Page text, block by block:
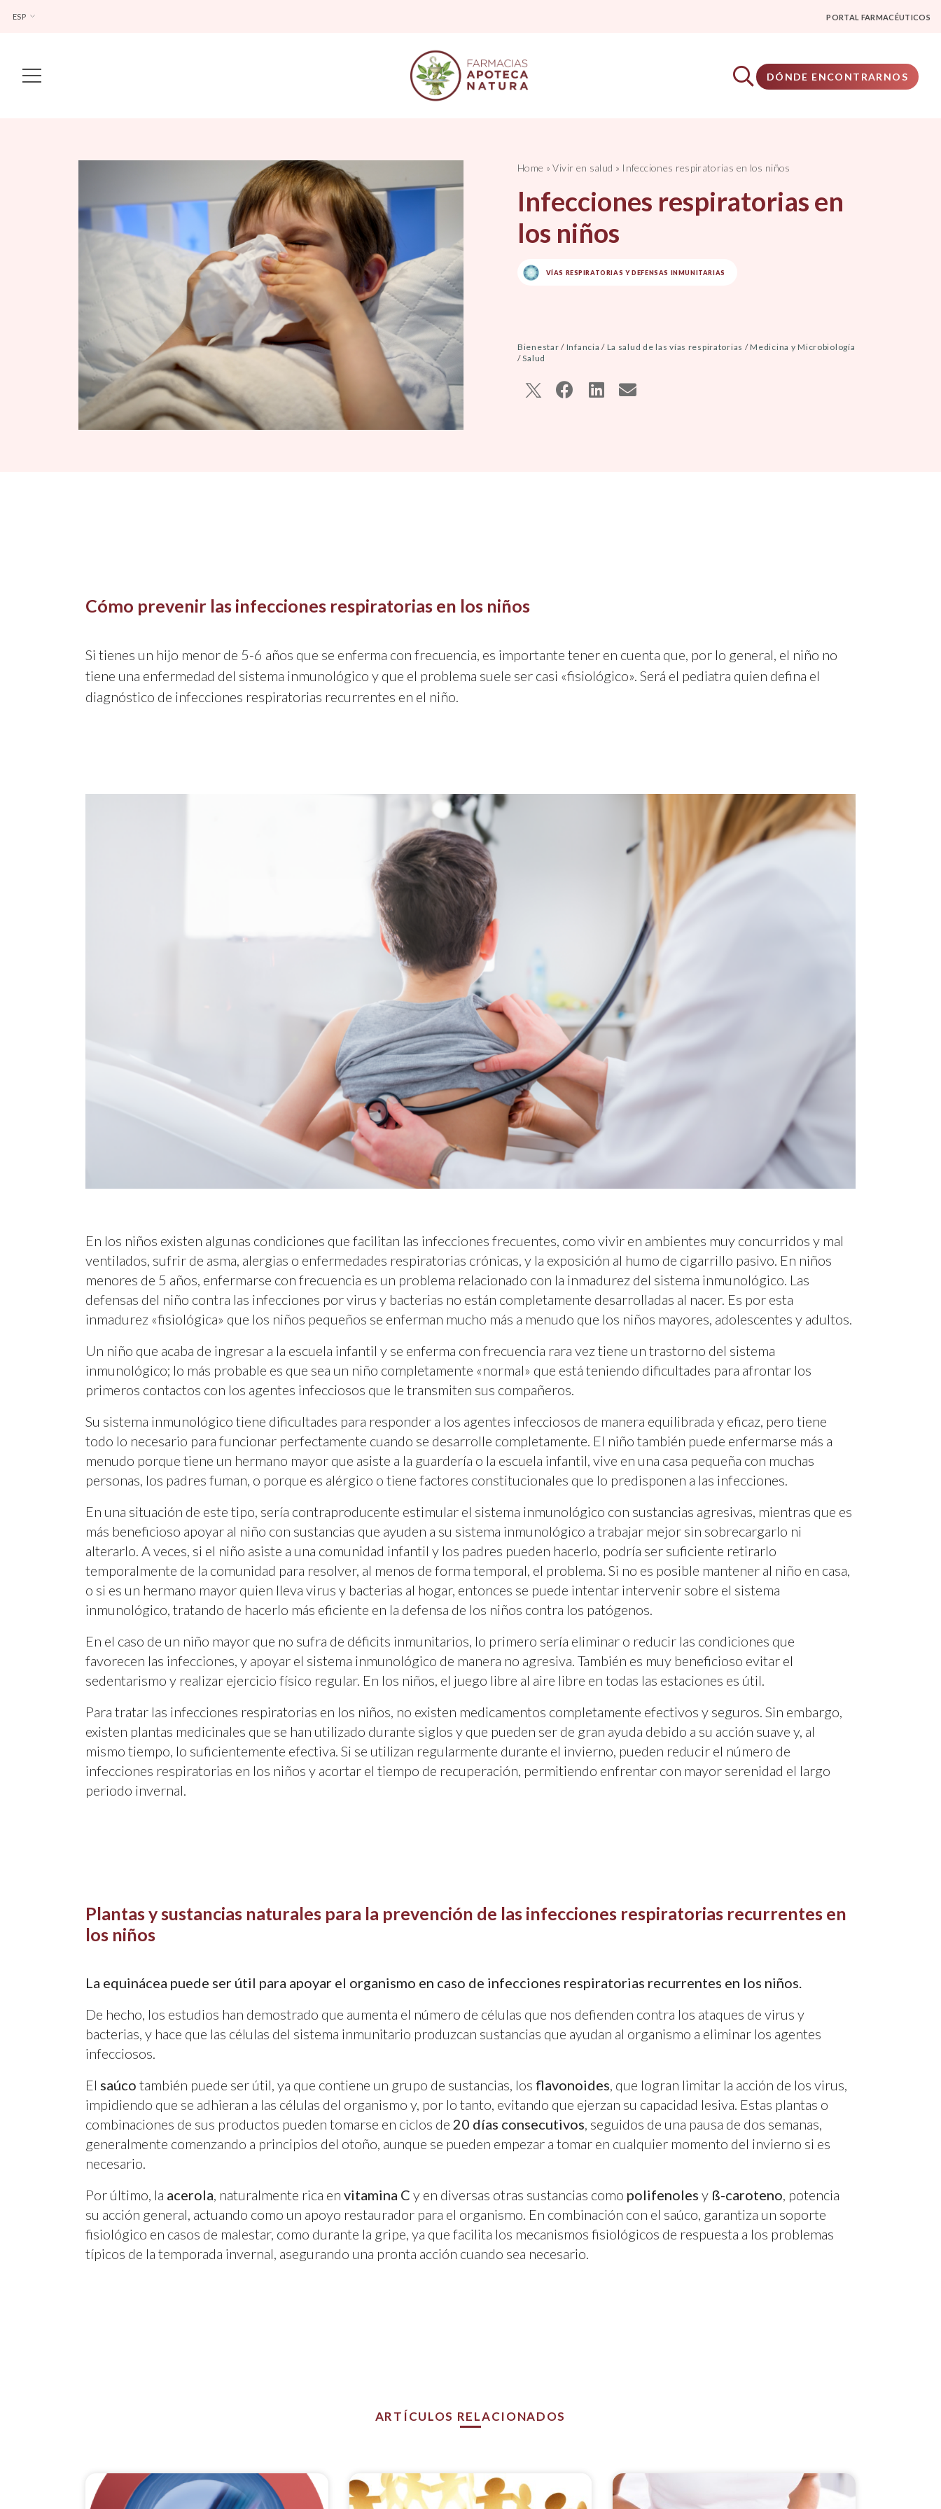
ESP PORTAL FARMACÉUTICOS
Main Navigation DÓNDE ENCONTRARNOS
Home »Vivir en salud » Infecciones respiratorias en los niños
Infecciones respiratorias en
los niños
VÍAS RESPIRATORIAS Y DEFENSAS INMUNITARIAS
Bienestar / Infancia / La salud de las vías respiratorias /Medicina y Microbiología
/Salud
Cómo prevenir las infecciones respiratorias en los niños
Si tienes un hijo menor de 5-6 años que se enferma con frecuencia, es importante tener en cuenta que, por lo general, el niño no
tiene una enfermedad del sistema inmunológico y que el problema suele ser casi «fisiológico». Será el pediatra quien defina el
diagnóstico de infecciones respiratorias recurrentes en el niño.
En los niños existen algunas condiciones que facilitan las infecciones frecuentes, como vivir en ambientes muy concurridos y mal
ventilados, sufrir de asma, alergias o enfermedades respiratorias crónicas, y la exposición al humo de cigarrillo pasivo. En niños
menores de 5 años, enfermarse con frecuencia es un problema relacionado con la inmadurez del sistema inmunológico. Las
defensas del niño contra las infecciones por virus y bacterias no están completamente desarrolladas al nacer. Es por esta
inmadurez «fisiológica» que los niños pequeños se enferman mucho más a menudo que los niños mayores, adolescentes y adultos.
Un niño que acaba de ingresar a la escuela infantil y se enferma con frecuencia rara vez tiene un trastorno del sistema
inmunológico; lo más probable es que sea un niño completamente «normal» que está teniendo dificultades para afrontar los
primeros contactos con los agentes infecciosos que le transmiten sus compañeros.
Su sistema inmunológico tiene dificultades para responder a los agentes infecciosos de manera equilibrada y eficaz, pero tiene
todo lo necesario para funcionar perfectamente cuando se desarrolle completamente. El niño también puede enfermarse más a
menudo porque tiene un hermano mayor que asiste a la guardería o la escuela infantil, vive en una casa pequeña con muchas
personas, los padres fuman, o porque es alérgico o tiene factores constitucionales que lo predisponen a las infecciones.
En una situación de este tipo, sería contraproducente estimular el sistema inmunológico con sustancias agresivas, mientras que es
más beneficioso apoyar al niño con sustancias que ayuden a su sistema inmunológico a trabajar mejor sin sobrecargarlo ni
alterarlo. A veces, si el niño asiste a una comunidad infantil y los padres pueden hacerlo, podría ser suficiente retirarlo
temporalmente de la comunidad para resolver, al menos de forma temporal, el problema. Si no es posible mantener al niño en casa,
o si es un hermano mayor quien lleva virus y bacterias al hogar, entonces se puede intentar intervenir sobre el sistema
inmunológico, tratando de hacerlo más eficiente en la defensa de los niños contra los patógenos.
En el caso de un niño mayor que no sufra de déficits inmunitarios, lo primero sería eliminar o reducir las condiciones que
favorecen las infecciones, y apoyar el sistema inmunológico de manera no agresiva. También es muy beneficioso evitar el
sedentarismo y realizar ejercicio físico regular. En los niños, el juego libre al aire libre en todas las estaciones es útil.
Para tratar las infecciones respiratorias en los niños, no existen medicamentos completamente efectivos y seguros. Sin embargo,
existen plantas medicinales que se han utilizado durante siglos y que pueden ser de gran ayuda debido a su acción suave y, al
mismo tiempo, lo suficientemente efectiva. Si se utilizan regularmente durante el invierno, pueden reducir el número de
infecciones respiratorias en los niños y acortar el tiempo de recuperación, permitiendo enfrentar con mayor serenidad el largo
periodo invernal.
Plantas y sustancias naturales para la prevención de las infecciones respiratorias recurrentes en
los niños
La equinácea puede ser útil para apoyar el organismo en caso de infecciones respiratorias recurrentes en los niños.
De hecho, los estudios han demostrado que aumenta el número de células que nos defienden contra los ataques de virus y
bacterias, y hace que las células del sistema inmunitario produzcan sustancias que ayudan al organismo a eliminar los agentes
infecciosos.
El saúco también puede ser útil, ya que contiene un grupo de sustancias, los flavonoides, que logran limitar la acción de los virus,
impidiendo que se adhieran a las células del organismo y, por lo tanto, evitando que ejerzan su capacidad lesiva. Estas plantas o
combinaciones de sus productos pueden tomarse en ciclos de 20 días consecutivos, seguidos de una pausa de dos semanas,
generalmente comenzando a principios del otoño, aunque se pueden empezar a tomar en cualquier momento del invierno si es
necesario.
Por último, la acerola, naturalmente rica en vitamina C y en diversas otras sustancias como polifenoles y ß-caroteno, potencia
su acción general, actuando como un apoyo restaurador para el organismo. En combinación con el saúco, garantiza un soporte
fisiológico en casos de malestar, como durante la gripe, ya que facilita los mecanismos fisiológicos de respuesta a los problemas
típicos de la temporada invernal, asegurando una pronta acción cuando sea necesario.
ARTÍCULOS RELACIONADOS